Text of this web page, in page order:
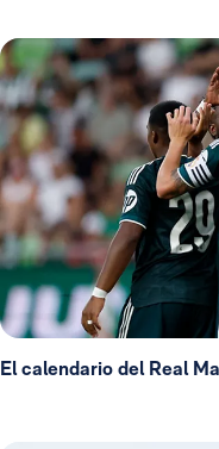
El calendario del Real